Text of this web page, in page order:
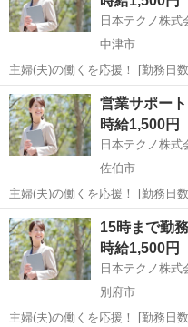
日本テクノ株式
中津市
主婦(夫)の働くを応援！ [勤務日数]： 週1日~5日
10:00~15:00/10:00~16:00/
火/水/木/金 などか
大分 中津市 営業
営業サポート
時給1,500円
日本テクノ株式
佐伯市
主婦(夫)の働くを応援！ [勤務日数]： 週1日~5日
10:00~15:00/10:00~16:00/
火/水/木/金 など
大分 佐伯市 営業
15時まで勤
時給1,500円
日本テクノ株式
別府市
主婦(夫)の働くを応援！ [勤務日数]： 週1日~5日